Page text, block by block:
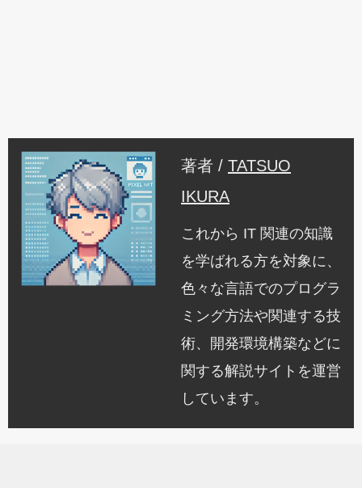
著者 / TATSUO
IKURA
これから IT 関連の知識
を学ばれる方を対象に、
色々な言語でのプログラ
ミング方法や関連する技
術、開発環境構築などに
関する解説サイトを運営
しています。